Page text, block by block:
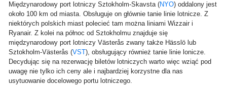
Międzynarodowy port lotniczy Sztokholm-Skavsta (NYO) oddalony jest
około 100 km od miasta. Obsługuje on głównie tanie linie lotnicze. Z
niektórych polskich miast polecieć tam można liniami Wizzair i
Ryanair. Z kolei na północ od Sztokholmu znajduje się
międzynarodowy port lotniczy Västerås zwany także Hässlö lub
Sztokholm-Västerås (VST), obsługujący również tanie linie lonicze.
Decydując się na rezerwację biletów lotniczych warto więc wziąć pod
uwagę nie tylko ich ceny ale i najbardziej korzystne dla nas
usytuowanie docelowego portu lotniczego.